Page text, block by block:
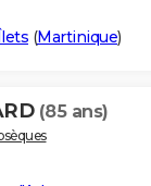
(Martinique)
(85 ans)